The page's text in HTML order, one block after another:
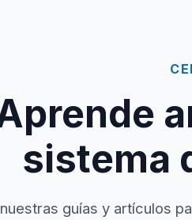
sistema
guías y artículos